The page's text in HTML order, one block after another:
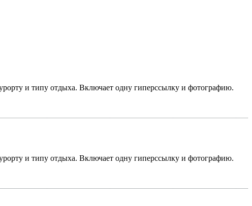
и типу отдыха. Включает одну гиперссылку и фотографию.
и типу отдыха. Включает одну гиперссылку и фотографию.